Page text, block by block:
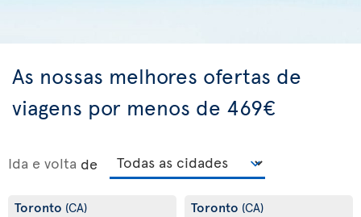
As nossas melhores ofertas de
viagens por menos de 469€
Ida e volta de
Toronto (CA) Toronto (CA)